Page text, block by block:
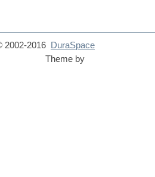
2002-2016
DuraSpace
Theme by